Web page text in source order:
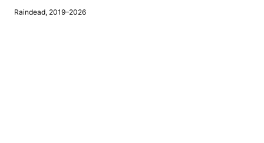
Chci dostávat upozornění na
Raindead, 2019–2026